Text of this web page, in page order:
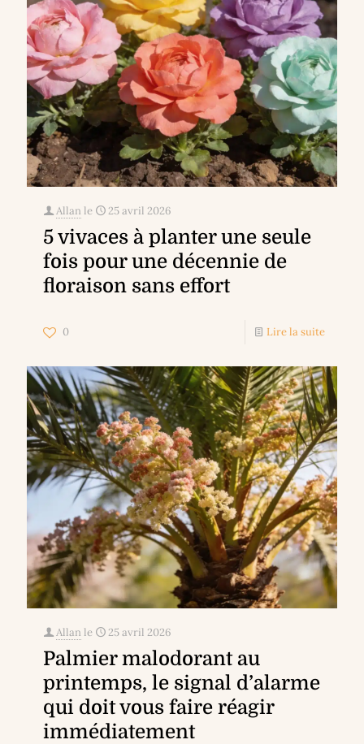
Allan le 25 avril 2026
5 vivaces à planter une seule
fois pour une décennie de
floraison sans effort
0 Lire la suite
Allan le 25 avril 2026
Palmier malodorant au
printemps, le signal d’alarme
qui doit vous faire réagir
immédiatement